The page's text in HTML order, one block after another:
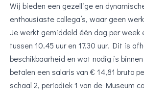
Wij bieden een gezellige en
enthousiaste collega’s, waar geen
Je werkt gemiddeld één dag per week
tussen 10.45 uur en 17.30 uur. Dit is
beschikbaarheid en wat nodig is
betalen een salaris van € 14,81 bruto
schaal 2, periodiek 1 van de Museum